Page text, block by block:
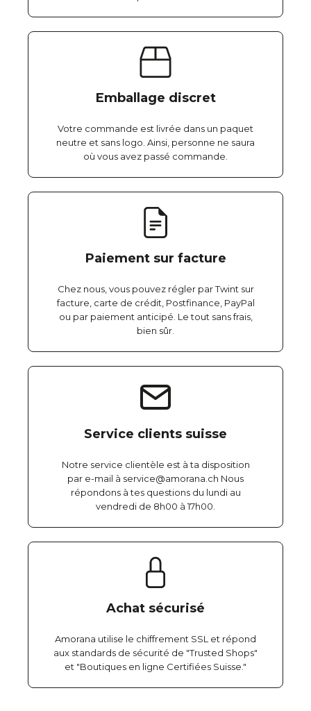
Emballage discret
Votre commande est livrée dans un paquet
neutre et sans logo. Ainsi, personne ne saura
où vous avez passé commande.
Paiement sur facture
Chez nous, vous pouvez régler par Twint sur
facture, carte de crédit, Postfinance, PayPal
ou par paiement anticipé. Le tout sans frais,
bien sûr.
Service clients suisse
Notre service clientèle est à ta disposition
par e-mail à service@amorana.ch Nous
répondons à tes questions du lundi au
vendredi de 8h00 à 17h00.
Achat sécurisé
Amorana utilise le chiffrement SSL et répond
aux standards de sécurité de "Trusted Shops"
et "Boutiques en ligne Certifiées Suisse."